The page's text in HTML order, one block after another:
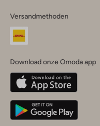
dein
Land
Belgique(Français)
Deutschland
Versandmethoden
Download onze Omoda app